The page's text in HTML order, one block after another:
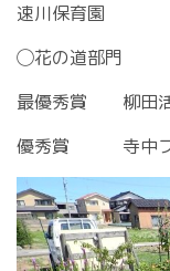
速川保育園
◯花の道部門
最優秀賞 柳田活
優秀賞 寺中フ